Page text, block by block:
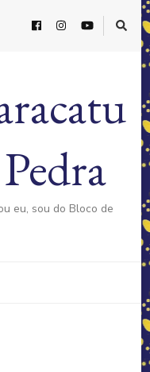
eu, sou do Bloco de